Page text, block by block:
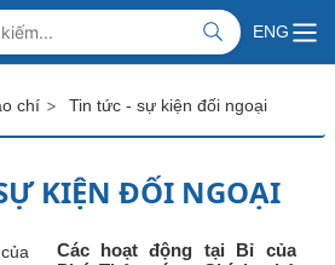
NAM
AFFAIRS
ENG
chí > Tin tức - sự kiện đối ngoại
KIỆN ĐỐI NGOẠI
Các hoạt động tại Bỉ của